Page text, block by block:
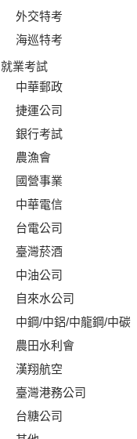
外交特考
海巡特考
就業考試
中華郵政
捷運公司
銀行考試
農漁會
國營事業
中華電信
台電公司
臺灣菸酒
中油公司
自來水公司
中鋼/中鋁/中龍鋼/中碳
農田水利會
漢翔航空
臺灣港務公司
台糖公司